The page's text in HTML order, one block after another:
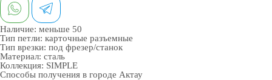
Наличие: меньше 50
Тип петли: карточные разъемные
Тип врезки: под фрезер/станок
Материал: сталь
Коллекция: SIMPLE
Способы получения в городе Актау